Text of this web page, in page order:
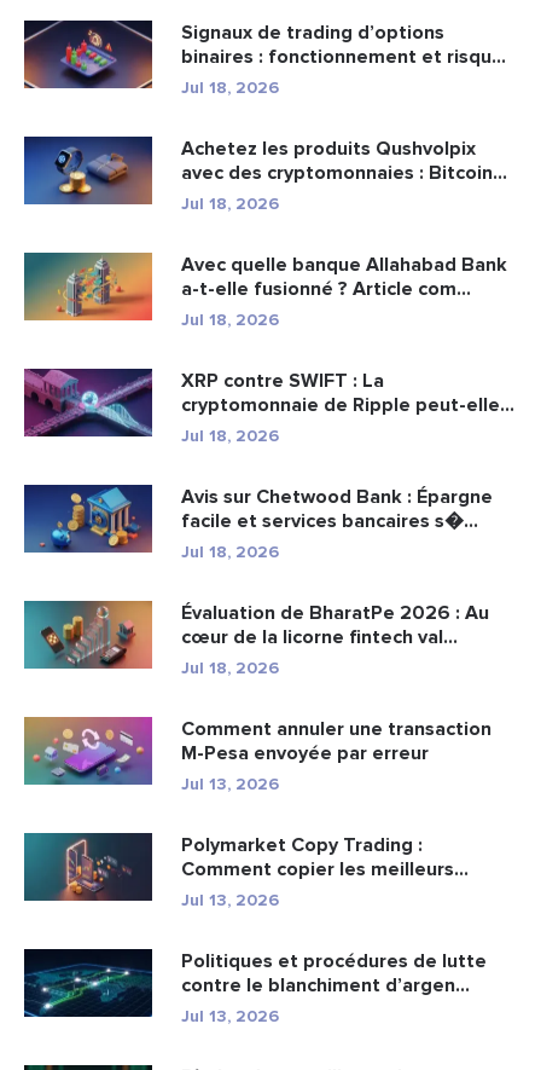
Signaux de trading d’options
binaires : fonctionnement et risqu...
Jul 18, 2026
Achetez les produits Qushvolpix
avec des cryptomonnaies : Bitcoin...
Jul 18, 2026
Avec quelle banque Allahabad Bank
a-t-elle fusionné ? Article com...
Jul 18, 2026
XRP contre SWIFT : La
cryptomonnaie de Ripple peut-elle
remplacer...
Jul 18, 2026
Avis sur Chetwood Bank : Épargne
facile et services bancaires s�...
Jul 18, 2026
Évaluation de BharatPe 2026 : Au
cœur de la licorne fintech val...
Jul 18, 2026
Comment annuler une transaction
M-Pesa envoyée par erreur
Jul 13, 2026
Polymarket Copy Trading :
Comment copier les meilleurs
portefeuil...
Jul 13, 2026
Politiques et procédures de lutte
contre le blanchiment d’argen...
Jul 13, 2026